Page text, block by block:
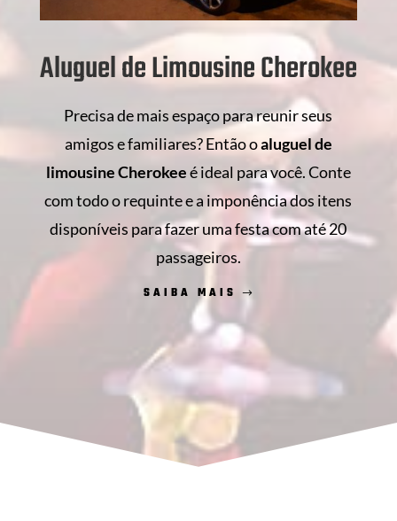
Aluguel de Limousine Cherokee
Precisa de mais espaço para reunir seus
amigos e familiares? Então oaluguel de
limousine Cherokeeé ideal para você. Conte
com todo o requinte e a imponência dos itens
disponíveis para fazer uma festa com até 20
passageiros.
SAIBA MAIS